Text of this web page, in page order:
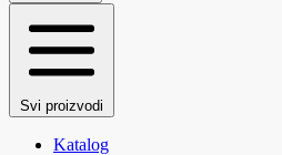
Svi proizvodi
Katalog